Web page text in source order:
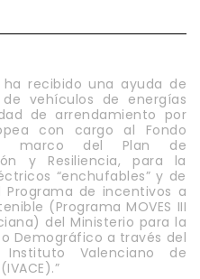
ha recibido una ayuda de
vehículos de energías
de arrendamiento por
con cargo al Fondo
el marco del Plan de
y Resiliencia, para la
“enchufables” y de
de incentivos a
(Programa MOVES III
del Ministerio para la
Demográfico a través del
Valenciano de